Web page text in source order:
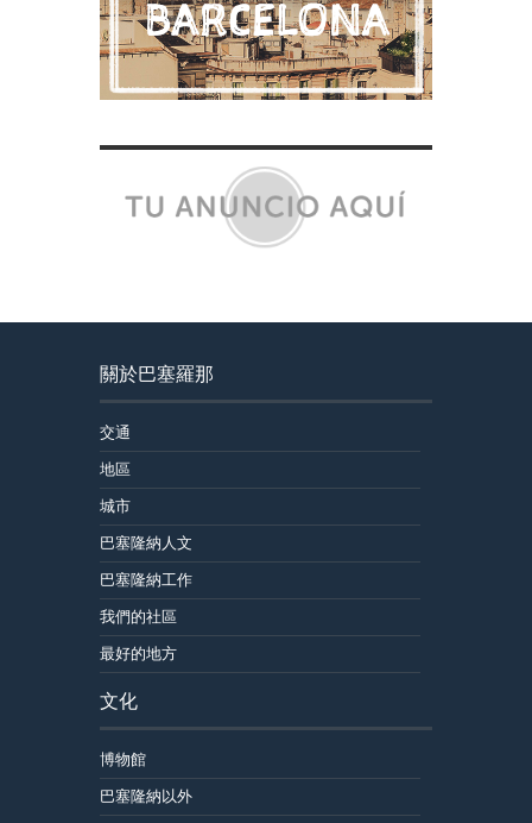
關於巴塞羅那
交通
地區
城市
巴塞隆納人文
巴塞隆納工作
我們的社區
最好的地方
文化
博物館
巴塞隆納以外